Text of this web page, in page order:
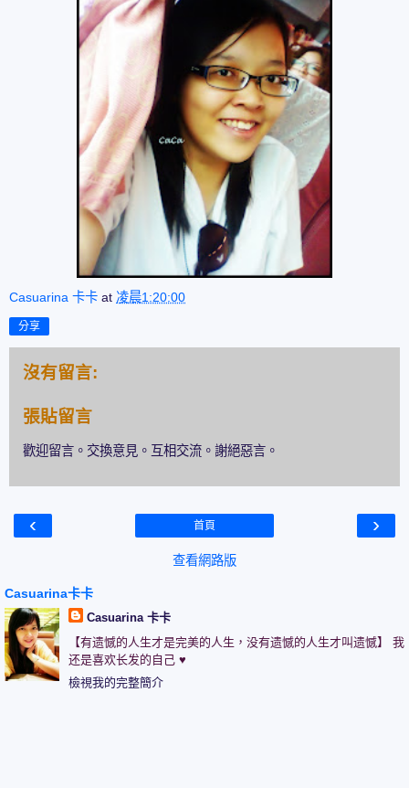
Casuarina 卡卡 at 凌晨1:20:00
分享
沒有留言:
張貼留言
歡迎留言。交換意見。互相交流。謝絕惡言。
‹ ›
首頁
查看網路版
Casuarina卡卡
Casuarina 卡卡
【有遗憾的人生才是完美的人生，没有遗憾的人生才叫遗憾】 我
还是喜欢长发的自己 ♥
檢視我的完整簡介